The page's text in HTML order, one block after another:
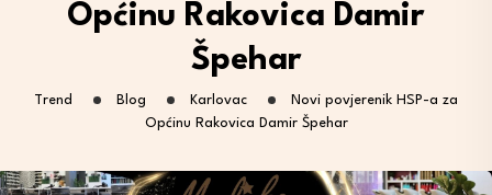
Općinu Rakovica Damir
Špehar
Trend Blog Karlovac
Novi povjerenik HSP-a za
Općinu Rakovica Damir Špehar